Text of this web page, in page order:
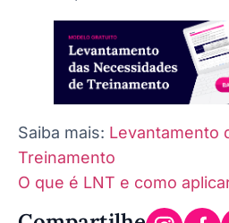
Saiba mais: Levantamento
Treinamento
O que é LNT e como